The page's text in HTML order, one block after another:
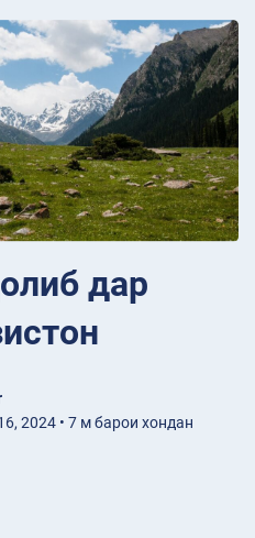
дар
2024 • 7 м барои хондан